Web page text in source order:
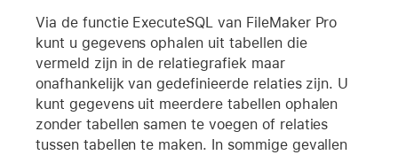
Via de functie ExecuteSQL van FileMaker Pro
kunt u gegevens ophalen uit tabellen die
vermeld zijn in de relatiegrafiek maar
onafhankelijk van gedefinieerde relaties zijn. U
kunt gegevens uit meerdere tabellen ophalen
zonder tabellen samen te voegen of relaties
tussen tabellen te maken. In sommige gevallen